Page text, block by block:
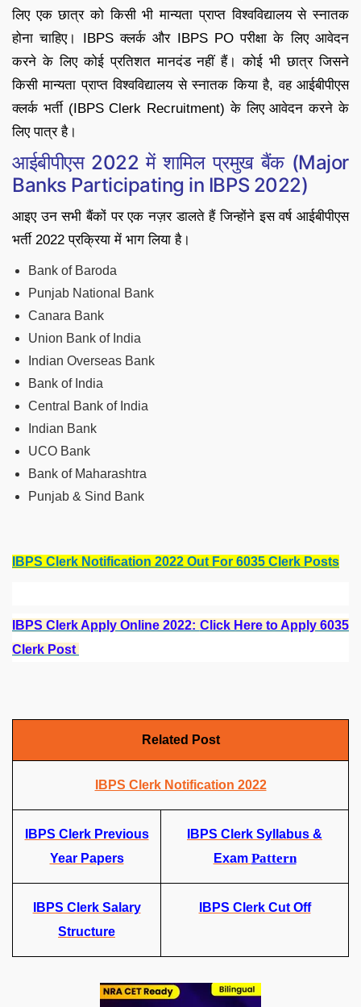
लिए एक छात्र को किसी भी मान्यता प्राप्त विश्वविद्यालय से स्नातक
होना चाहिए। IBPS क्लर्क और IBPS PO परीक्षा के लिए आवेदन
करने के लिए कोई प्रतिशत मानदंड नहीं हैं। कोई भी छात्र जिसने
किसी मान्यता प्राप्त विश्वविद्यालय से स्नातक किया है, वह आईबीपीएस
क्लर्क भर्ती (IBPS Clerk Recruitment) के लिए आवेदन करने के
लिए पात्र है।
आईबीपीएस 2022 में शामिल प्रमुख बैंक (Major
Banks Participating in IBPS 2022)
आइए उन सभी बैंकों पर एक नज़र डालते हैं जिन्होंने इस वर्ष आईबीपीएस
भर्ती 2022 प्रक्रिया में भाग लिया है।
Bank of Baroda
Punjab National Bank
Canara Bank
Union Bank of India
Indian Overseas Bank
Bank of India
Central Bank of India
Indian Bank
UCO Bank
Bank of Maharashtra
Punjab & Sind Bank
IBPS Clerk Notification 2022 Out For 6035 Clerk Posts
IBPS Clerk Apply Online 2022: Click Here to Apply 6035
Clerk Post
Related Post
IBPS Clerk Notification 2022
IBPS Clerk Previous
Year Papers
IBPS Clerk Syllabus &
Exam Pattern
IBPS Clerk Salary
Structure
IBPS Clerk Cut Off